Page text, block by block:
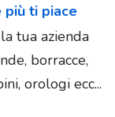
più ti piace
tua azienda
borracce,
orologi ecc...